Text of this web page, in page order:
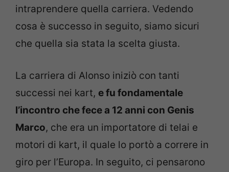
intraprendere quella carriera. Vedendo
cosa è successo in seguito, siamo sicuri
che quella sia stata la scelta giusta.
La carriera di Alonso iniziò con tanti
successi nei kart, e fu fondamentale
l’incontro che fece a 12 anni con Genis
Marco, che era un importatore di telai e
motori di kart, il quale lo portò a correre in
giro per l’Europa. In seguito, ci pensarono